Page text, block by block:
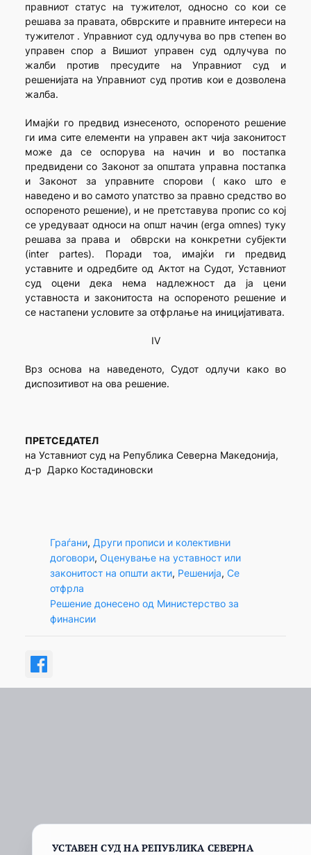
правниот статус на тужителот, односно со кои се
решава за правата, обврските и правните интереси на
тужителот . Управниот суд одлучува во прв степен во
управен спор а Вишиот управен суд одлучува по
жалби против пресудите на Управниот суд и
решенијата на Управниот суд против кои е дозволена
жалба.
Имајќи го предвид изнесеното, оспореното решение
ги има сите елементи на управен акт чија законитост
може да се оспорува на начин и во постапка
предвидени со Законот за општата управна постапка
и Законот за управните спорови ( како што е
наведено и во самото упатство за правно средство во
оспореното решение), и не претставува пропис со кој
се уредуваат односи на општ начин (erga omnes) туку
решава за права и обврски на конкретни субјекти
(inter partes). Поради тоа, имајќи ги предвид
уставните и одредбите од Актот на Судот, Уставниот
суд оцени дека нема надлежност да ја цени
уставноста и законитоста на оспореното решение и
се настапени условите за отфрлање на иницијативата.
IV
Врз основа на наведеното, Судот одлучи како во
диспозитивот на ова решение.
ПРЕТСЕДАТЕЛ
на Уставниот суд на Република Северна Македонија,
д-р Дарко Костадиновски
Граѓани, Други прописи и колективни
договори, Оценување на уставност или
законитост на општи акти, Решенија, Се
отфрла
Решение донесено од Министерство за
финансии
УСТАВЕН СУД НА РЕПУБЛИКА СЕВЕРНА